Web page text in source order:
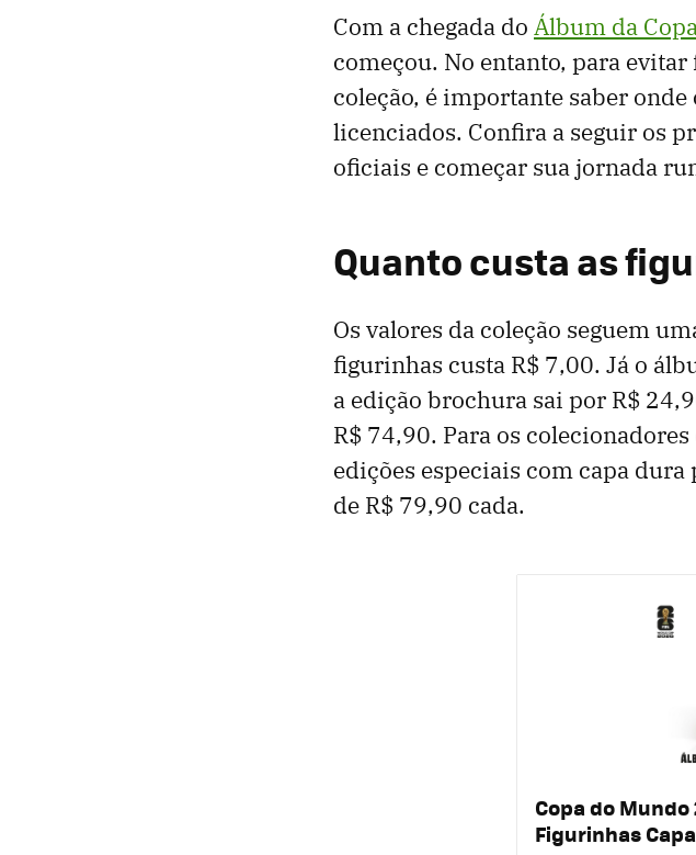
Com a chegada do Álbum da
começou. No entanto, para
coleção, é importante saber
licenciados. Confira a seguir os
oficiais e começar sua jornada
Quanto custa as
Os valores da coleção seguem
figurinhas custa R$ 7,00. Já o
a edição brochura sai por R$
R$ 74,90. Para os
edições especiais com capa
de R$ 79,90 cada.
Copa do
Figurinhas